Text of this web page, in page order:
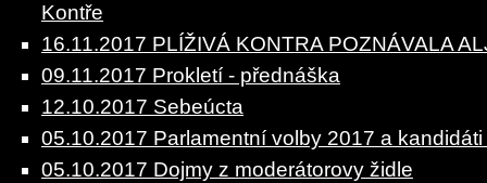
Kontře
16.11.2017 PLÍŽIVÁ KONTRA POZNÁVALA
09.11.2017 Prokletí - přednáška
12.10.2017 Sebeúcta
05.10.2017 Parlamentní volby 2017 a
05.10.2017 Dojmy z moderátorovy židle